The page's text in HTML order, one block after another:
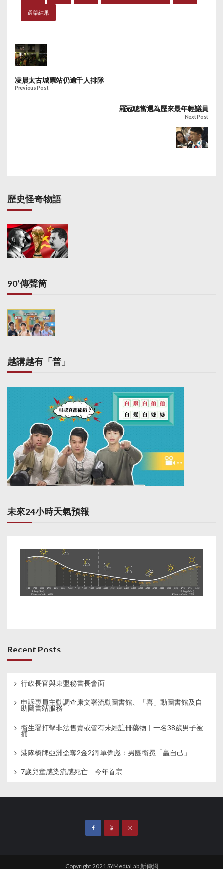
選舉結果
凌晨太古城票站仍逾千人排隊
Previous Post
羅冠聰當選為歷來最年輕議員
Next Post
歷史怪奇物語
90’傳聲筒
越講越有「普」
未來24小時天氣預報
Recent Posts
行政長官與東盟秘書長會面
申訴專員主動調查康文署流動圖書館、「喜」動圖書館及自
助圖書站服務
衞生署打擊非法售賣或管有未經註冊藥物︱一名38歲男子被
捕
港隊橋牌亞洲盃奪2金2銅 單偉彪：男團衛冕「贏自己」
7歲兒童感染流感死亡︱今年首宗
Copyright 2021 SYMediaLab 新傳網